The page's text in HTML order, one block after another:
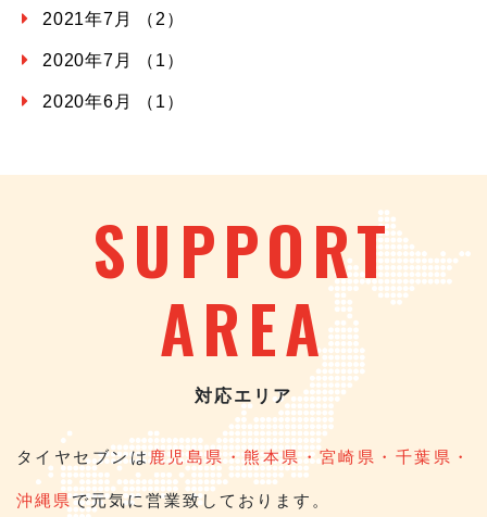
2021年7月 （2）
2020年7月 （1）
2020年6月 （1）
SUPPORT
AREA
対応エリア
タイヤセブンは鹿児島県・熊本県・宮崎県・千葉県・
沖縄県で元気に営業致しております。